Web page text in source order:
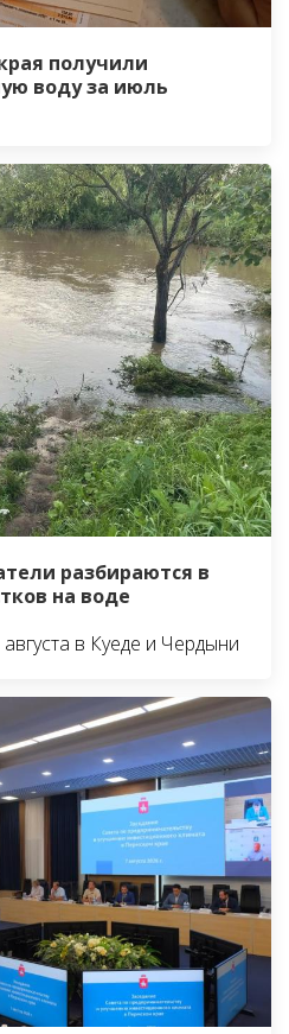
получили
воду за июль
разбираются в
на воде
в Куеде и Чердыни